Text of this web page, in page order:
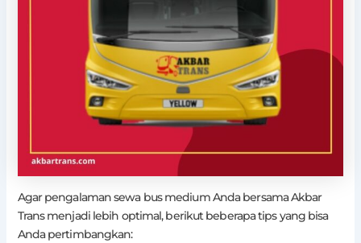
Agar pengalaman sewa bus medium Anda bersama Akbar
Trans menjadi lebih optimal, berikut beberapa tips yang bisa
Anda pertimbangkan: